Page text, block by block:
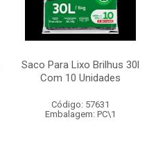
Saco Para Lixo Brilhus 30l
Com 10 Unidades
Código: 57631
Embalagem: PC\1